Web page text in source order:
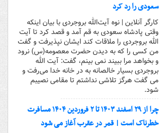
سعودی را رد کرد
کارگر آنلاین | نوه آیت‌الله بروجردی با بیان اینکه
وقتی پادشاه سعودی به قم آمد و قصد کرد تا آیت
الله بروجردی را ملاقات کند ایشان نپذیرفت و گفت
من کسی را که به دیدن حضرت معصومه(س) نرود
و بخواهد مرا ببیند نمی بینم، گفت: آیت الله
بروجردی بسیار خالصانه به در خانه خدا می‌رفت و
می گفت هرگز تلاشی نداشتم تا مقامی نصیبم
شود.
چرا از ۲۹ اسفند ۱۴۰۳ تا ۲ فروردین ۱۴۰۴ مسافرت
خطرناک است | قمر در عقرب آغاز می شود